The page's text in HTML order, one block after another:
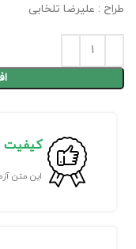
طراح : علیرضا تلخابی
کیفیت
این متن